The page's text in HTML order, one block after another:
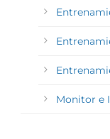
Monitor e